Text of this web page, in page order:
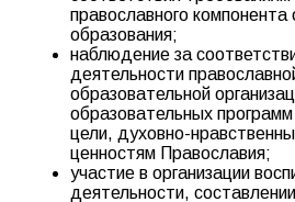
православного компонента
образования;
наблюдение за
деятельности
образовательной
образовательных
цели, духовно-
ценностям Православия;
участие в организации
деятельности,